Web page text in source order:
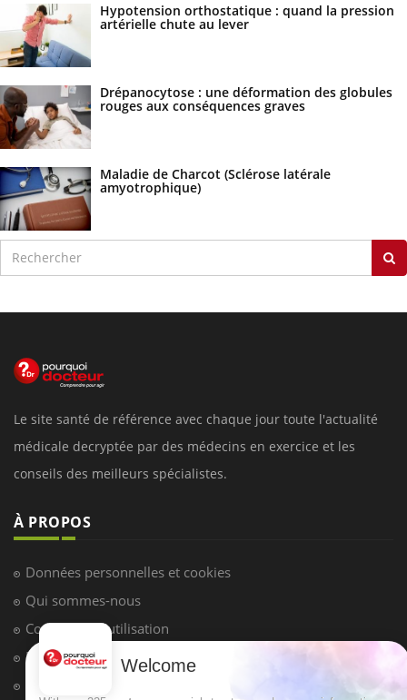
Hypotension orthostatique : quand la pression
artérielle chute au lever
Drépanocytose : une déformation des globules
rouges aux conséquences graves
Maladie de Charcot (Sclérose latérale
amyotrophique)
Le site santé de référence avec chaque jour toute l'actualité
médicale decryptée par des médecins en exercice et les
conseils des meilleurs spécialistes.
À PROPOS
Données personnelles et cookies
Qui sommes-nous
Conditions d'utilisation
Plan du site
Welcome